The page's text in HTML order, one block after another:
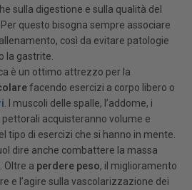
sulla digestione e sulla qualità del
questo bisogna sempre associare
così da evitare patologie
o la gastrite.
è un ottimo attrezzo per la
facendo esercizi a corpo libero o
. I muscoli delle spalle, l’addome, i
pettorali acquisteranno volume e
tipo di esercizi che si hanno in mente.
dire anche combattere la massa
. Oltre a perdere peso, il miglioramento
e l’agire sulla vascolarizzazione dei